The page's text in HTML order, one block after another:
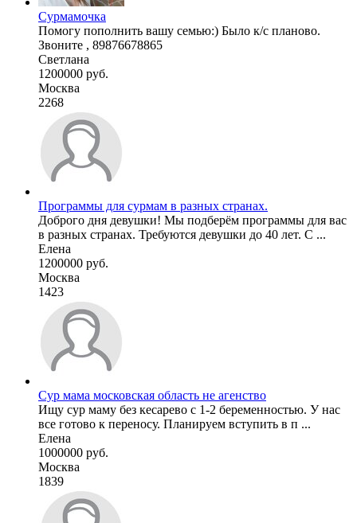
Сурмамочка
Помогу пополнить вашу семью:) Было к/с планово.
Звоните , 89876678865
Светлана
1200000 руб.
Москва
2268
Программы для сурмам в разных странах.
Доброго дня девушки! Мы подберём программы для вас
в разных странах. Требуются девушки до 40 лет. С ...
Елена
1200000 руб.
Москва
1423
Cур мама московская область не агенство
Ищу сур маму без кесарево с 1-2 беременностью. У нас
все готово к переносу. Планируем вступить в п ...
Елена
1000000 руб.
Москва
1839